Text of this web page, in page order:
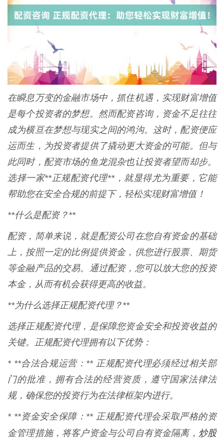
在瞬息万变的金融市场中，抓住机遇，实现财富增值
是每个投资者的梦想。然而配资咨询，资金不足往往
成为横亘在梦想与现实之间的鸿沟。这时，配资便应
运而生，为投资者提供了撬动更大资金的可能。但与
此同时，配资市场的鱼龙混杂也让投资者望而却步。
选择一家**正规配资代理**，就显得尤为重要，它能
帮助您在安全合规的前提下，轻松实现财富增值！
**什么是配资？**
配资，简单来说，就是配资公司在您自有资金的基础
上，按照一定的比例提供资金，供您进行股票、期货
等金融产品的交易。通过配资，您可以放大您的投资
本金，从而有机会获得更高的收益。
**为什么选择正规配资代理？**
选择正规配资代理，是保障您资金安全和投资收益的
关键。正规配资代理拥有以下优势：
* **合法合规运营：** 正规配资代理必须经过相关部
门的批准，拥有合法的经营资质，遵守国家法律法
规，确保您的投资行为在法律框架内进行。
* **资金安全保障：** 正规配资代理会采取严格的资
金管理措施，将客户资金与公司自有资金隔离， 炒股